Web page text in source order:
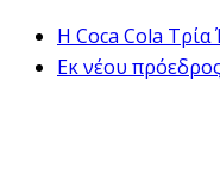
Η Coca Cola
Εκ νέου